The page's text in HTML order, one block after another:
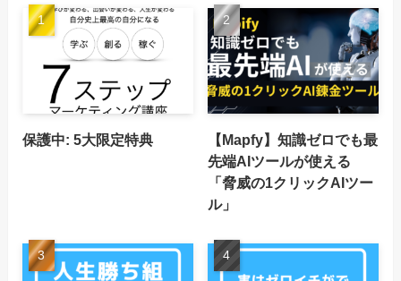
保護中: 5大限定特典
【Mapfy】知識ゼロでも最
先端AIツールが使える
「脅威の1クリックAIツー
ル」